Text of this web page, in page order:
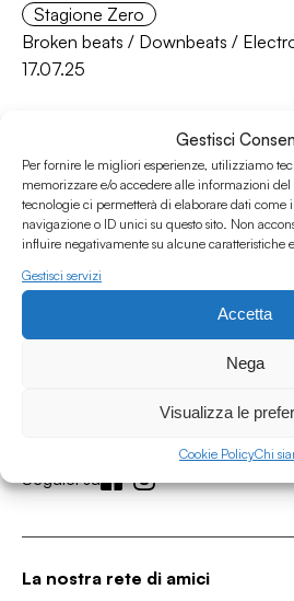
Gestisci
Per fornire le migliori esperienze, utilizziamo
memorizzare e/o accedere alle informazioni del
tecnologie ci permetterà di elaborare dati come
navigazione o ID unici su questo sito. Non
influire negativamente su alcune caratteristiche
Gestisci servizi
Accetta
Nega
Visualizza le
Cookie PolicyChi
Stagione Zero
Broken beats / Downbeats /
17.07.25
Via degli Orti 63, Bologna 40137
IVA: IT03691751204
Seguici su
La nostra rete di amici